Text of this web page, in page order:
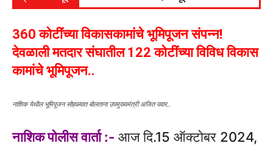
360 कोटींच्या विकासकामांचे भूमिपूजन संपन्न!
देवळाली मतदार संघातील 122 कोटींच्या विविध विकास
कामांचे भूमिपूजन..
नाशिक येथील भूमिपूजन सोहळ्यात बोलताना उपमुख्यमंत्री अजित पवार..
नाशिक पोलीस वार्ता :- आज दि.15 ऑक्टोबर 2024,